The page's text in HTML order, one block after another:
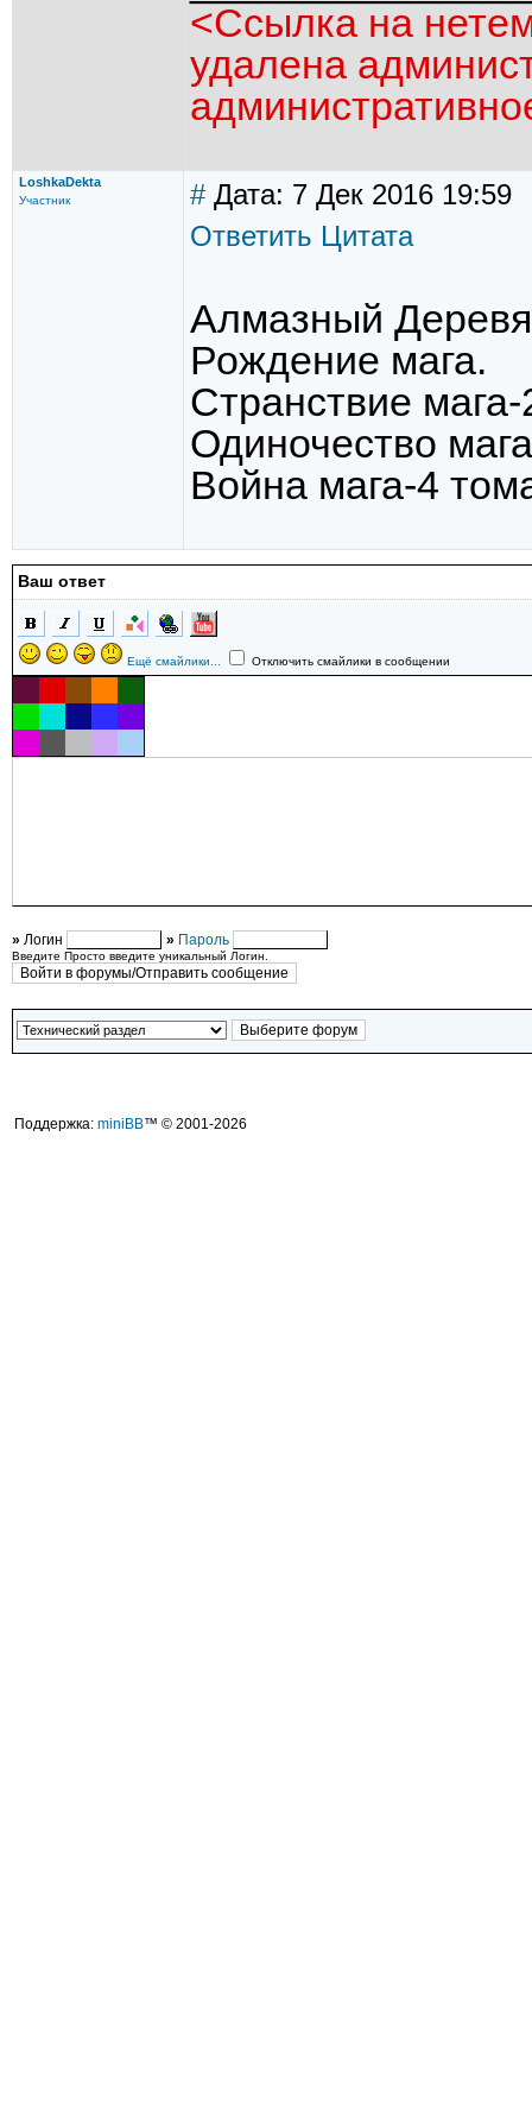
<Ссылка на
удалена
LoshkaDekta
Участник #Дата: 7 Дек 2016 19:59
Ответить Цитата
Алмазный
Рождение мага.
Странствие
Одиночество
Война мага-4
Ваш ответ
Ещё смайлики... Отключить смайлики в сообщении
» Логин » Пароль
Введите Просто введите уникальный Логин.
Поддержка: miniBB™ © 2001-2026